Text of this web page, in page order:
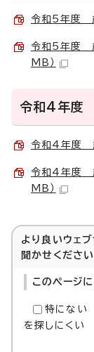
令和5年度
令和5年度
MB）
令和4年度
令和4年度
令和4年度
MB）
より良いウェ
聞かせください
このページ
特にない
を探しにくい